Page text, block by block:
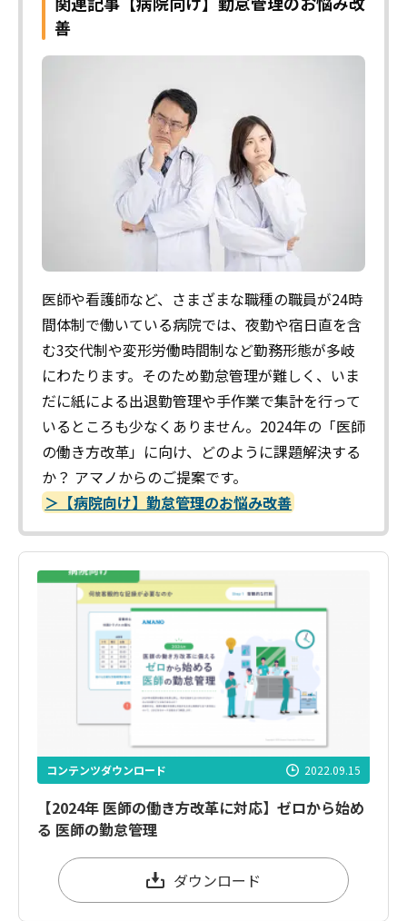
善
医師や看護師など、さまざまな職種の職員が24時
間体制で働いている病院では、夜勤や宿日直を含
む3交代制や変形労働時間制など勤務形態が多岐
にわたります。そのため勤怠管理が難しく、いま
だに紙による出退勤管理や手作業で集計を行って
いるところも少なくありません。2024年の「医師
の働き方改革」に向け、どのように課題解決する
か？ アマノからのご提案です。
＞【病院向け】勤怠管理のお悩み改善
コンテンツダウンロード 2022.09.15
【2024年 医師の働き方改革に対応】ゼロから始め
る 医師の勤怠管理
ダウンロード